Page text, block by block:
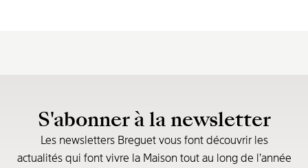
S'abonner à la newsletter
Les newsletters Breguet vous font découvrir les
actualités qui font vivre la Maison tout au long de l’année